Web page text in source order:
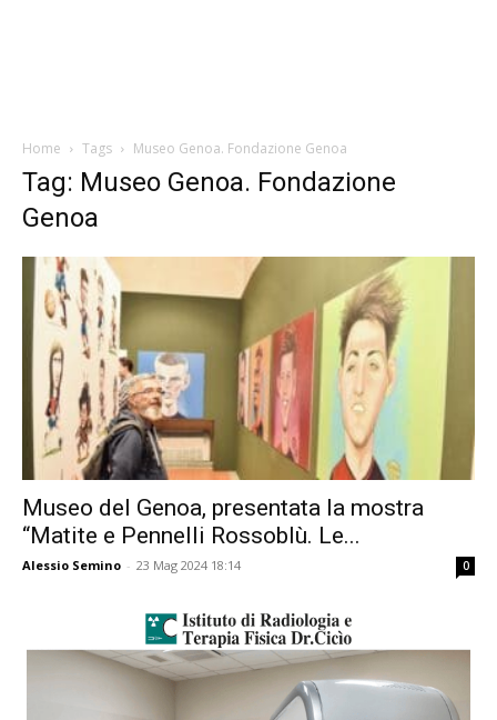
Home Tags Museo Genoa. Fondazione Genoa
Tag: Museo Genoa. Fondazione
Genoa
Museo del Genoa, presentata la mostra
“Matite e Pennelli Rossoblù. Le...
Alessio Semino - 23 Mag 2024 18:14 0